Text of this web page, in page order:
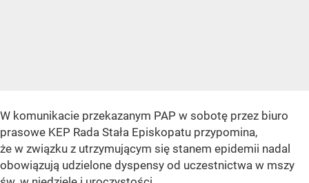
W komunikacie przekazanym PAP w sobotę przez biuro
prasowe KEP Rada Stała Episkopatu przypomina,
że w związku z utrzymującym się stanem epidemii nadal
obowiązują udzielone dyspensy od uczestnictwa w mszy